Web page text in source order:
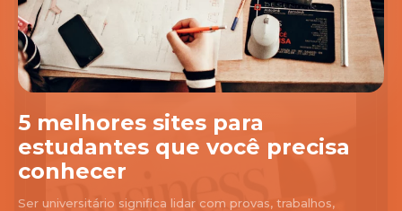
5 melhores sites para
estudantes que você precisa
conhecer
Ser universitário significa lidar com provas, trabalhos,